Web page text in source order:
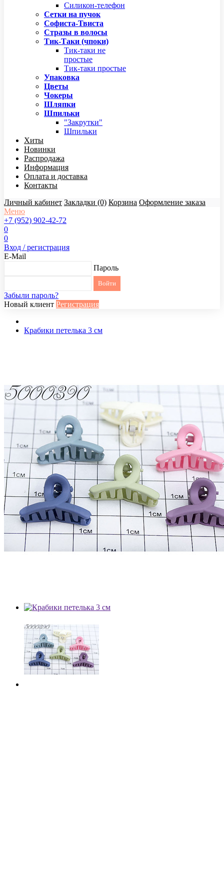
Силикон-телефон
Сетки на пучок
Софиста-Твиста
Стразы в волосы
Тик-Таки (чпоки)
Тик-таки не
простые
Тик-таки простые
Упаковка
Цветы
Чокеры
Шляпки
Шпильки
"Закрутки"
Шпильки
Хиты
Новинки
Распродажа
Информация
Оплата и доставка
Контакты
Личный кабинет Закладки (0) Корзина Оформление заказа
Меню
+7 (952) 902-42-72
0
0
Вход / регистрация
E-Mail
Пароль
Забыли пароль?
Новый клиент Регистрация
Крабики петелька 3 см